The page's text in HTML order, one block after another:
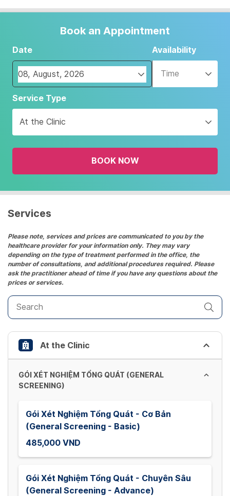
Book an Appointment
Date
Navigate
forward
interact
with
the
and
date.
the
question
mark
key
to
get
the
keyboard
shortcuts
for
changing
dates.
Availability
Time
Service Type
At the Clinic
BOOK NOW
Services
Please note, services and prices are communicated to you by the
healthcare provider for your information only. They may vary
depending on the type of treatment performed in the office, the
number of consultations, and additional procedures required. Please
ask the practitioner ahead of time if you have any questions about the
prices or services.
At the Clinic
GÓI XÉT NGHIỆM TỔNG QUÁT (GENERAL
SCREENING)
Gói Xét Nghiệm Tổng Quát - Cơ Bản
(General Screening - Basic)
485,000 VND
Gói Xét Nghiệm Tổng Quát - Chuyên Sâu
(General Screening - Advance)